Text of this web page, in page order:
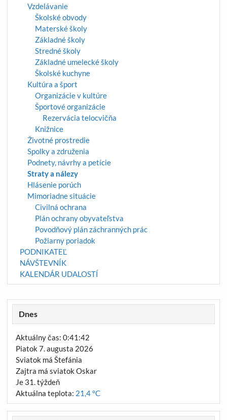
Vzdelávanie
Školské obvody
Materské školy
Základné školy
Stredné školy
Základné umelecké školy
Školské kuchyne
Kultúra a šport
Organizácie v kultúre
Športové organizácie
Rezervácia telocvičňa
Knižnice
Životné prostredie
Spolky a združenia
Podnety, návrhy a petície
Straty a nálezy
Hlásenie porúch
Mimoriadne situácie
Civilná ochrana
Plán ochrany obyvateľstva
Povodňový plán záchranných prác
Požiarny poriadok
PODNIKATEĽ
NÁVŠTEVNÍK
KALENDÁR UDALOSTÍ
Dnes
Aktuálny čas: 0:41:42
Piatok 7. augusta 2026
Sviatok má Štefánia
Zajtra má sviatok Oskar
Je 31. týždeň
Aktuálna teplota: 21,4 °C